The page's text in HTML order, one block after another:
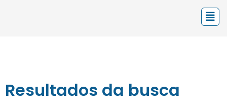
Resultados da busca